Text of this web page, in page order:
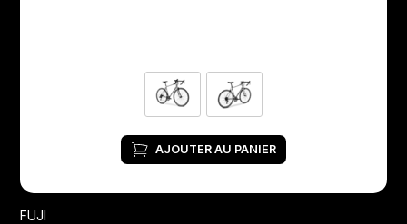
AJOUTER AU PANIER
FUJI